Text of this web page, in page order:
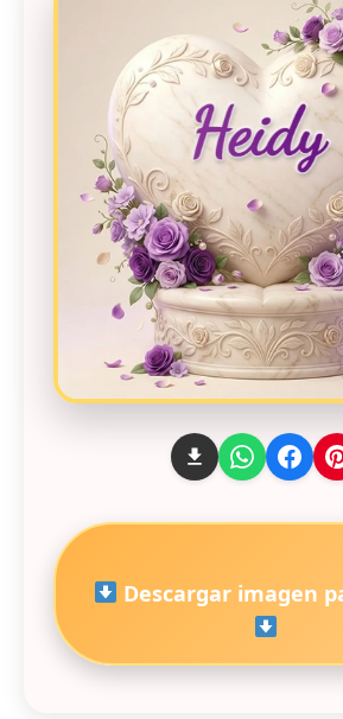
Descargar imagen